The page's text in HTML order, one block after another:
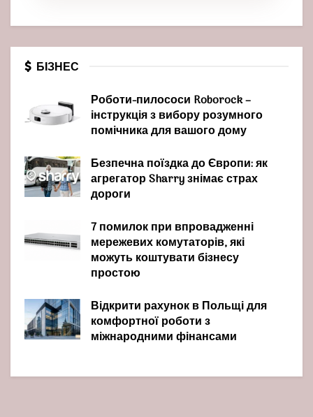
БІЗНЕС
Роботи-пилососи Roborock –
інструкція з вибору розумного
помічника для вашого дому
Безпечна поїздка до Європи: як
агрегатор Sharry знімає страх
дороги
7 помилок при впровадженні
мережевих комутаторів, які
можуть коштувати бізнесу
простою
Відкрити рахунок в Польщі для
комфортної роботи з
міжнародними фінансами